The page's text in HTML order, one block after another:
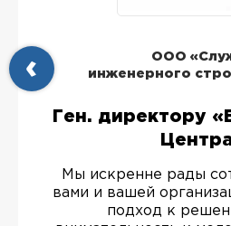
ООО
инженерного
Ген. директору
Мы искренне рады
вами и вашей
подход к